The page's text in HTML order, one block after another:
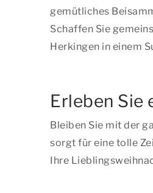
gemütliches
Schaffen Sie
Herkingen in einem
Erleben Sie
Bleiben Sie mit der
sorgt für eine tolle
Ihre